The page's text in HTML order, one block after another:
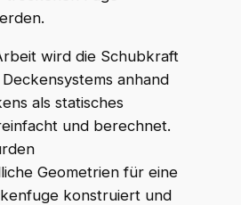
wird die Schubkraft
anhand
als statisches
und berechnet.
Geometrien für eine
konstruiert und